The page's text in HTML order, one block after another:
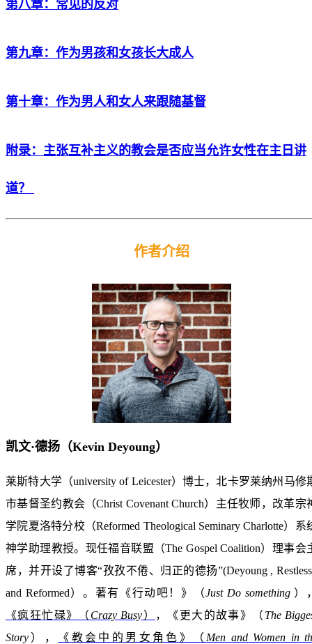
第八章：常见的反对
第九章：作为男孩和女孩长大成人
第十章：作为男人和女人来跟随基督
附录：主张互补主义的教会是否应当允许女性在主日讲
道？
作者介绍
凯文·德扬（Kevin Deyoung）
莱斯特大学（university of Leicester）博士，北卡罗莱纳州马修
市基督圣约教会（Christ Covenant Church）主任牧师，改革宗
学院夏洛特分校（Reformed Theological Seminary Charlotte）系
神学助理教授。现任福音联盟（The Gospel Coalition）理事会
席，并开设了博客“孜孜不倦、归正的德扬”(Deyoung ,
and Reformed）。著有《行动吧！》（Just Do something）
《疯狂忙碌》（ Crazy Busy） ，《更大的故事》（ The
Story ）， 《教会中的男女角色》（ Men and Women in